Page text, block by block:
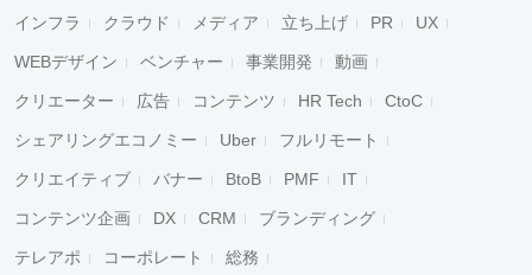
インフラ クラウド メディア 立ち上げ PR UX
WEBデザイン ベンチャー 事業開発 動画
クリエーター 広告 コンテンツ HR Tech CtoC
シェアリングエコノミー Uber フルリモート
クリエイティブ バナー BtoB PMF IT
コンテンツ企画 DX CRM ブランディング
テレアポ コーポレート 総務